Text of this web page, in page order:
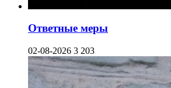
Ответные меры
02-08-2026 3 203